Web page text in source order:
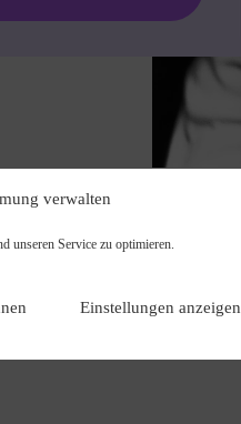
verwalten
unseren Service zu optimieren.
Einstellungen anzeigen